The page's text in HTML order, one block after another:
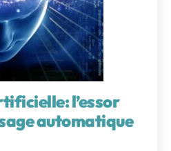
l’essor
automatique